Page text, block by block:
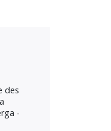
des
-